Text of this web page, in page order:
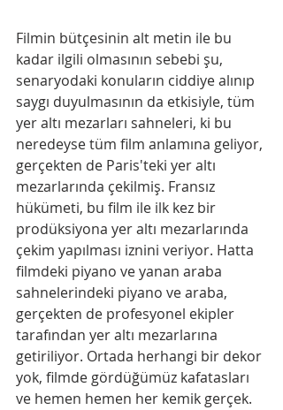
Filmin bütçesinin alt metin ile bu
kadar ilgili olmasının sebebi şu,
senaryodaki konuların ciddiye alınıp
saygı duyulmasının da etkisiyle, tüm
yer altı mezarları sahneleri, ki bu
neredeyse tüm film anlamına geliyor,
gerçekten de Paris'teki yer altı
mezarlarında çekilmiş. Fransız
hükümeti, bu film ile ilk kez bir
prodüksiyona yer altı mezarlarında
çekim yapılması iznini veriyor. Hatta
filmdeki piyano ve yanan araba
sahnelerindeki piyano ve araba,
gerçekten de profesyonel ekipler
tarafından yer altı mezarlarına
getiriliyor. Ortada herhangi bir dekor
yok, filmde gördüğümüz kafatasları
ve hemen hemen her kemik gerçek.